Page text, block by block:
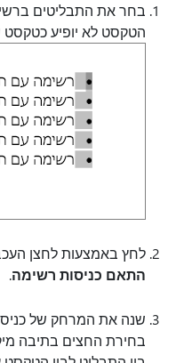
בחר את התבליטים
הטקסט לא יופיע
לחץ באמצעות לחצן
התאם כניסות רשימה.
שנה את המרחק של
בחירת החצים בתיבה